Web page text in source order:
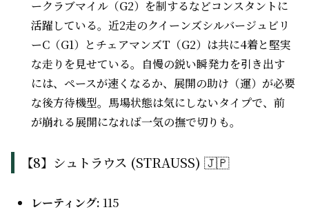
ークラブマイル（G2）を制するなどコンスタントに
活躍している。近2走のクイーンズシルバージュビリ
ーC（G1）とチェアマンズT（G2）は共に4着と堅実
な走りを見せている。自慢の鋭い瞬発力を引き出す
には、ペースが速くなるか、展開の助け（運）が必要
な後方待機型。馬場状態は気にしないタイプで、前
が崩れる展開になれば一気の撫で切りも。
【8】シュトラウス (STRAUSS) 🇯🇵
レーティング: 115